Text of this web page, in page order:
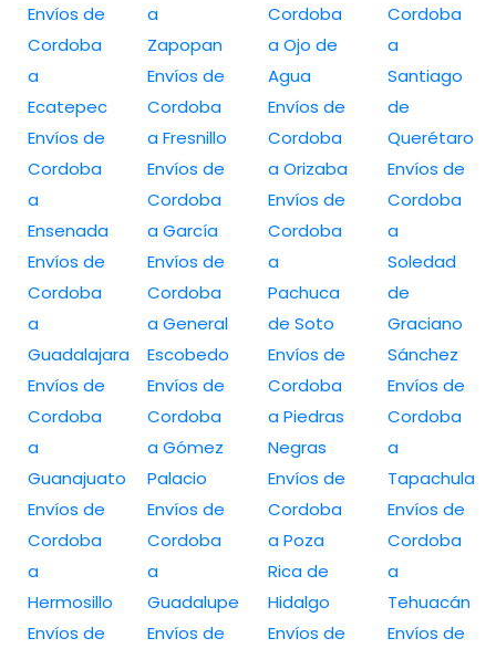
Envíos de
Cordoba
a
Ecatepec
Envíos de
Cordoba
a
Ensenada
Envíos de
Cordoba
a
Guadalajara
Envíos de
Cordoba
a
Guanajuato
Envíos de
Cordoba
a
Hermosillo
Envíos de
a
Zapopan
Envíos de
Cordoba
a Fresnillo
Envíos de
Cordoba
a García
Envíos de
Cordoba
a General
Escobedo
Envíos de
Cordoba
a Gómez
Palacio
Envíos de
Cordoba
a
Guadalupe
Envíos de
Cordoba
a Ojo de
Agua
Envíos de
Cordoba
a Orizaba
Envíos de
Cordoba
a
Pachuca
de Soto
Envíos de
Cordoba
a Piedras
Negras
Envíos de
Cordoba
a Poza
Rica de
Hidalgo
Envíos de
Cordoba
a
Santiago
de
Querétaro
Envíos de
Cordoba
a
Soledad
de
Graciano
Sánchez
Envíos de
Cordoba
a
Tapachula
Envíos de
Cordoba
a
Tehuacán
Envíos de